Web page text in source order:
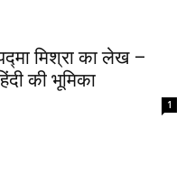
मिश्रा का लेख –
की भूमिका
1